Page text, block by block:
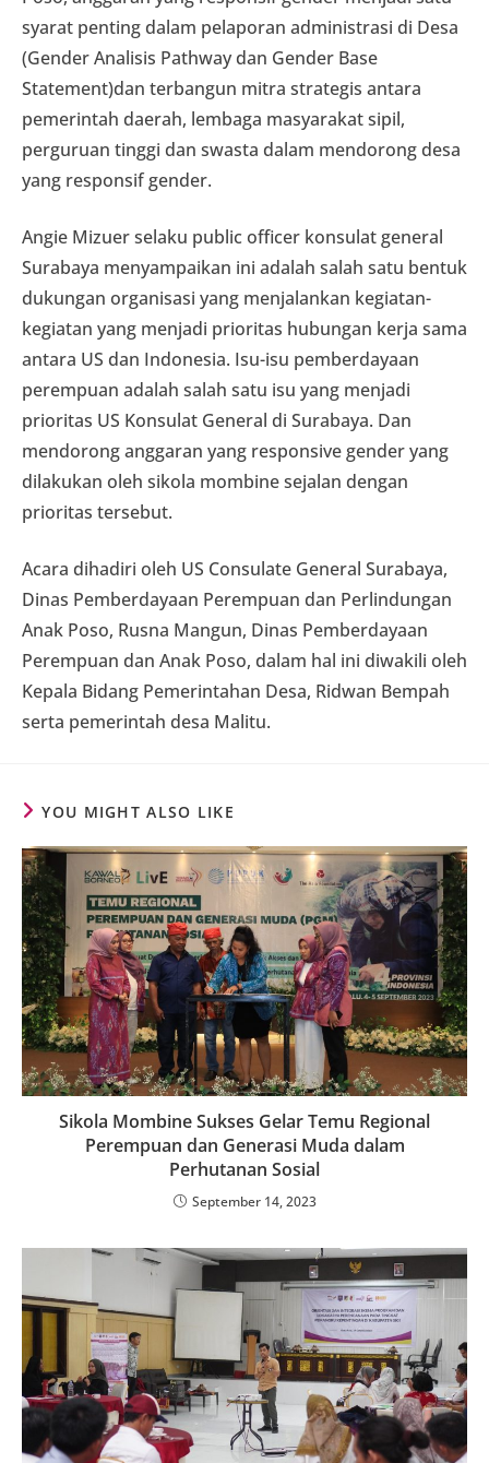
syarat penting dalam pelaporan administrasi di Desa
(Gender Analisis Pathway dan Gender Base
Statement)dan terbangun mitra strategis antara
pemerintah daerah, lembaga masyarakat sipil,
perguruan tinggi dan swasta dalam mendorong desa
yang responsif gender.
Angie Mizuer selaku public officer konsulat general
Surabaya menyampaikan ini adalah salah satu bentuk
dukungan organisasi yang menjalankan kegiatan-
kegiatan yang menjadi prioritas hubungan kerja sama
antara US dan Indonesia. Isu-isu pemberdayaan
perempuan adalah salah satu isu yang menjadi
prioritas US Konsulat General di Surabaya. Dan
mendorong anggaran yang responsive gender yang
dilakukan oleh sikola mombine sejalan dengan
prioritas tersebut.
Acara dihadiri oleh US Consulate General Surabaya,
Dinas Pemberdayaan Perempuan dan Perlindungan
Anak Poso, Rusna Mangun, Dinas Pemberdayaan
Perempuan dan Anak Poso, dalam hal ini diwakili oleh
Kepala Bidang Pemerintahan Desa, Ridwan Bempah
serta pemerintah desa Malitu.
YOU MIGHT ALSO LIKE
Sikola Mombine Sukses Gelar Temu Regional
Perempuan dan Generasi Muda dalam
Perhutanan Sosial
September 14, 2023